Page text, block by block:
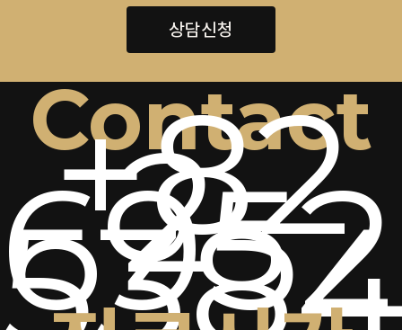
상담신청
Contact
+82
2-